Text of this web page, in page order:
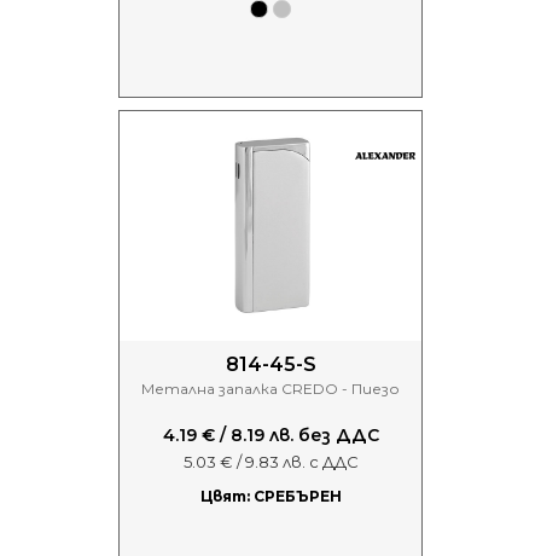
814-45-S
Метална запалка CREDO - Пиезо
4.19 € / 8.19 лв. без ДДС
5.03 € / 9.83 лв. с ДДС
Цвят: СРЕБЪРЕН